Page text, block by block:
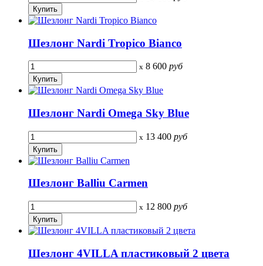
Шезлонг Nardi Tropico Bianco
x 8 600 руб
Шезлонг Nardi Omega Sky Blue
x 13 400 руб
Шезлонг Balliu Carmen
x 12 800 руб
Шезлонг 4VILLA пластиковый 2 цвета